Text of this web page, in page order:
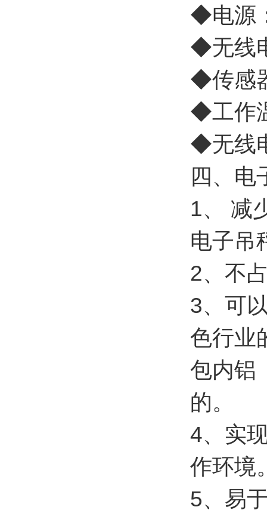
◆电源
◆无线
◆传感
◆工作
◆无线
四、电
1、 减
电子吊
2、不
3、可
色行业
包内铝
的。
4、实
作环境
5、易